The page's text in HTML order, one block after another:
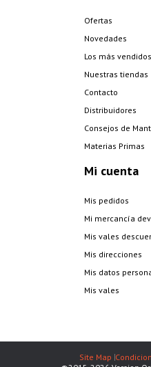
Ofertas
Novedades
Los más vendidos
Nuestras tiendas
Contacto
Distribuidores
Consejos de
Materias Primas
Mi cuenta
Mis pedidos
Mi mercancía
Mis vales
Mis direcciones
Mis datos
Mis vales
Site Map